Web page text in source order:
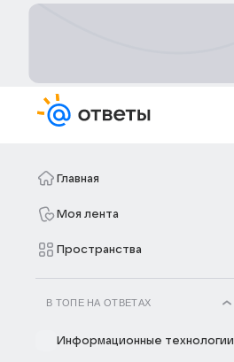
Главная
Моя лента
Пространства
В ТОПЕ НА ОТВЕТАХ
Информационные технологии